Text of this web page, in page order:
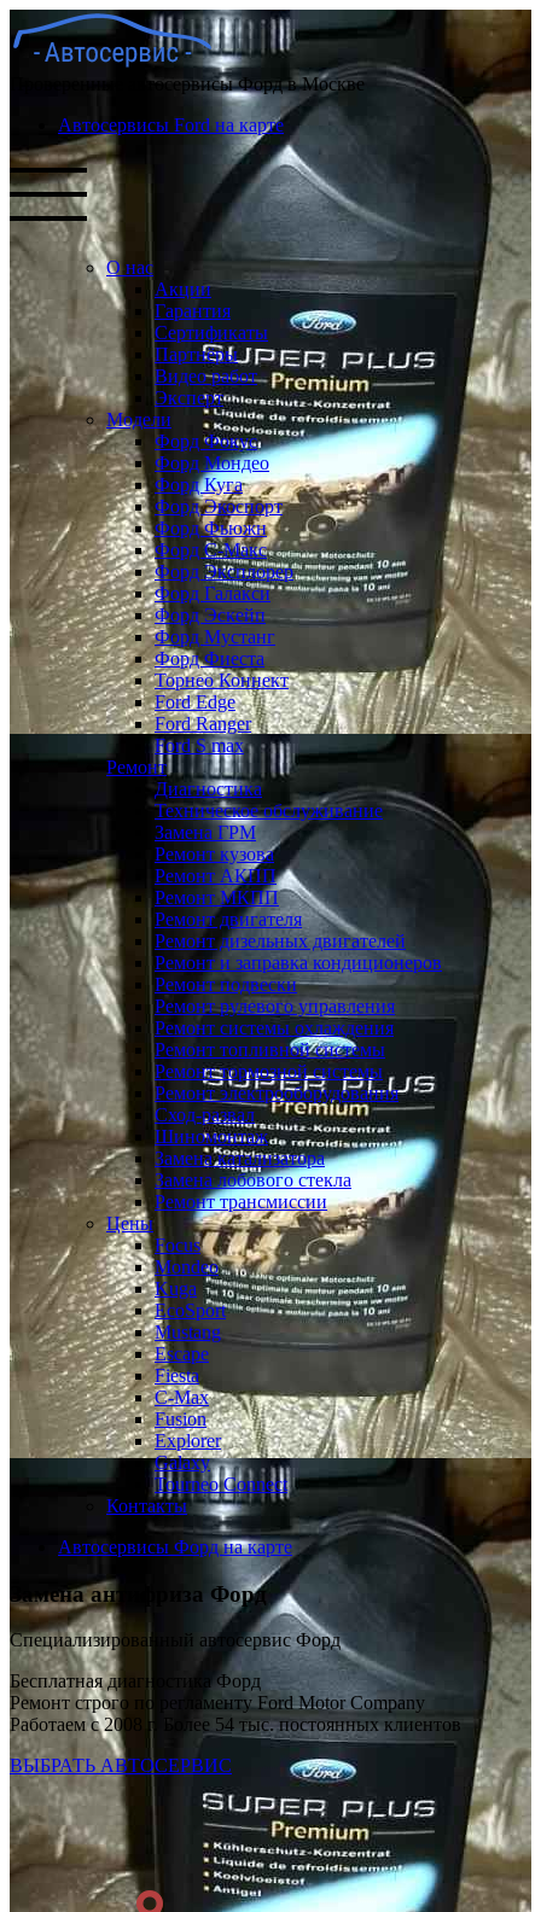
Проверенные автосервисы Форд в Москве
Автосервисы Ford на карте
О нас
Акции
Гарантия
Сертификаты
Партнёры
Видео работ
Эксперт
Модели
Форд Фокус
Форд Мондео
Форд Куга
Форд Экоспорт
Форд Фьюжн
Форд С-Макс
Форд Эксплорер
Форд Галакси
Форд Эскейп
Форд Мустанг
Форд Фиеста
Торнео Коннект
Ford Edge
Ford Ranger
Ford S max
Ремонт
Диагностика
Техническое обслуживание
Замена ГРМ
Ремонт кузова
Ремонт АКПП
Ремонт МКПП
Ремонт двигателя
Ремонт дизельных двигателей
Ремонт и заправка кондиционеров
Ремонт подвески
Ремонт рулевого управления
Ремонт системы охлаждения
Ремонт топливной системы
Ремонт тормозной системы
Ремонт электрооборудования
Сход-развал
Шиномонтаж
Замена катализатора
Замена лобового стекла
Ремонт трансмиссии
Цены
Focus
Mondeo
Kuga
EcoSport
Mustang
Escape
Fiesta
C-Max
Fusion
Explorer
Galaxy
Tourneo Connect
Контакты
Автосервисы Форд на карте
Замена антифриза Форд
Специализированный автосервис Форд
Бесплатная диагностика Форд
Ремонт строго по регламенту Ford Motor Company
Работаем с 2008 г. Более 54 тыс. постоянных клиентов
ВЫБРАТЬ АВТОСЕРВИС